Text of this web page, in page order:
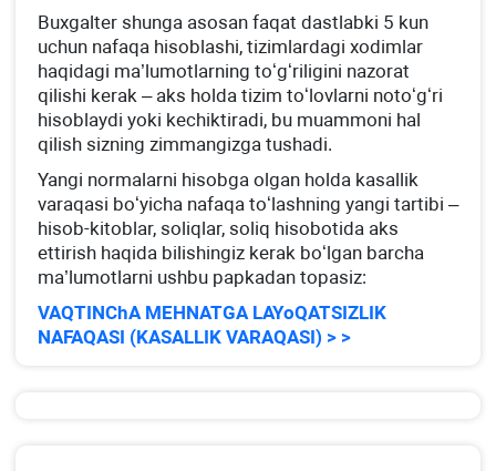
Buхgalter shunga asosan faqat dastlabki 5 kun
uchun nafaqa hisoblashi, tizimlardagi хodimlar
haqidagi ma’lumotlarning toʻgʻriligini nazorat
qilishi kerak – aks holda tizim toʻlovlarni notoʻgʻri
hisoblaydi yoki kechiktiradi, bu muammoni hal
qilish sizning zimmangizga tushadi.
Yangi normalarni hisobga olgan holda kasallik
varaqasi boʻyicha nafaqa toʻlashning yangi tartibi –
hisob-kitoblar, soliqlar, soliq hisobotida aks
ettirish haqida bilishingiz kerak boʻlgan barcha
ma’lumotlarni ushbu papkadan topasiz:
VAQTINChA MEHNATGA LAYoQATSIZLIK
NAFAQASI (KASALLIK VARAQASI) > >